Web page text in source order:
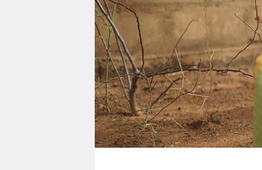
verlag
veranstaltungen
shop
fragen & hilfe
unterstützen
abo
genossenschaft